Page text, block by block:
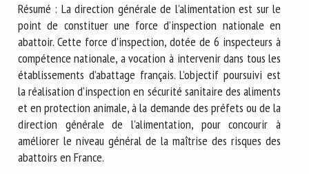
Résumé : La direction générale de l’alimentation est sur le
point de constituer une force d’inspection nationale en
abattoir. Cette force d’inspection, dotée de 6 inspecteurs à
compétence nationale, a vocation à intervenir dans tous les
établissements d’abattage français. L’objectif poursuivi est
la réalisation d’inspection en sécurité sanitaire des aliments
et en protection animale, à la demande des préfets ou de la
direction générale de l’alimentation, pour concourir à
améliorer le niveau général de la maîtrise des risques des
abattoirs en France.
Organisme *
E-mail *
En soumettant ce formulaire, j'accepte que les
informations saisies soient utilisées dans le cadre de la
relation avec le CNR BEA. *